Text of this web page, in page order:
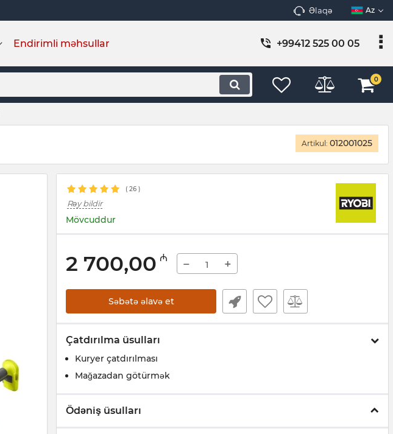
Əlaqə Az
Endirimli məhsullar +99412 525 00 05
0
Artikul: 012001025
( 26 )
Rəy bildir
Mövcuddur
2 700,00 ₼ − +
Səbətə əlavə et
Çatdırılma üsulları
Kuryer çatdırılması
Mağazadan götürmək
Ödəniş üsulları